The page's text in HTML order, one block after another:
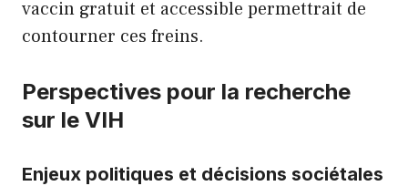
vaccin gratuit et accessible permettrait de
contourner ces freins.
Perspectives pour la recherche
sur le VIH
Enjeux politiques et décisions sociétales